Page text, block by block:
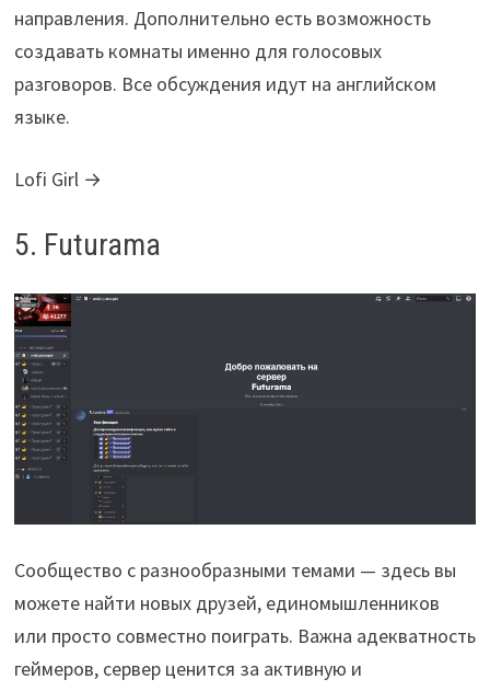
направления. Дополнительно есть возможность
создавать комнаты именно для голосовых
разговоров. Все обсуждения идут на английском
языке.
Lofi Girl →
5. Futurama
Сообщество с разнообразными темами — здесь вы
можете найти новых друзей, единомышленников
или просто совместно поиграть. Важна адекватность
геймеров, сервер ценится за активную и